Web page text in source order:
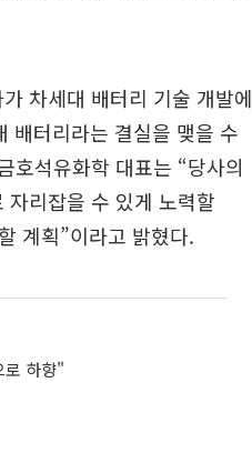
차세대 배터리 기술 개발에
배터리라는 결실을 맺을 수
호석유화학 대표는 “당사의
리잡을 수 있게 노력할
계획”이라고 밝혔다.
로 하향"